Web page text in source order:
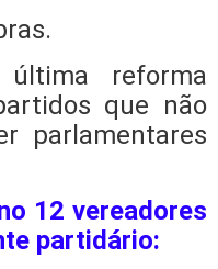
reforma
que não
parlamentares
12 vereadores
partidário: